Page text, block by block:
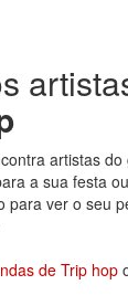
artistas do
a sua festa
para ver o seu
de Trip hop